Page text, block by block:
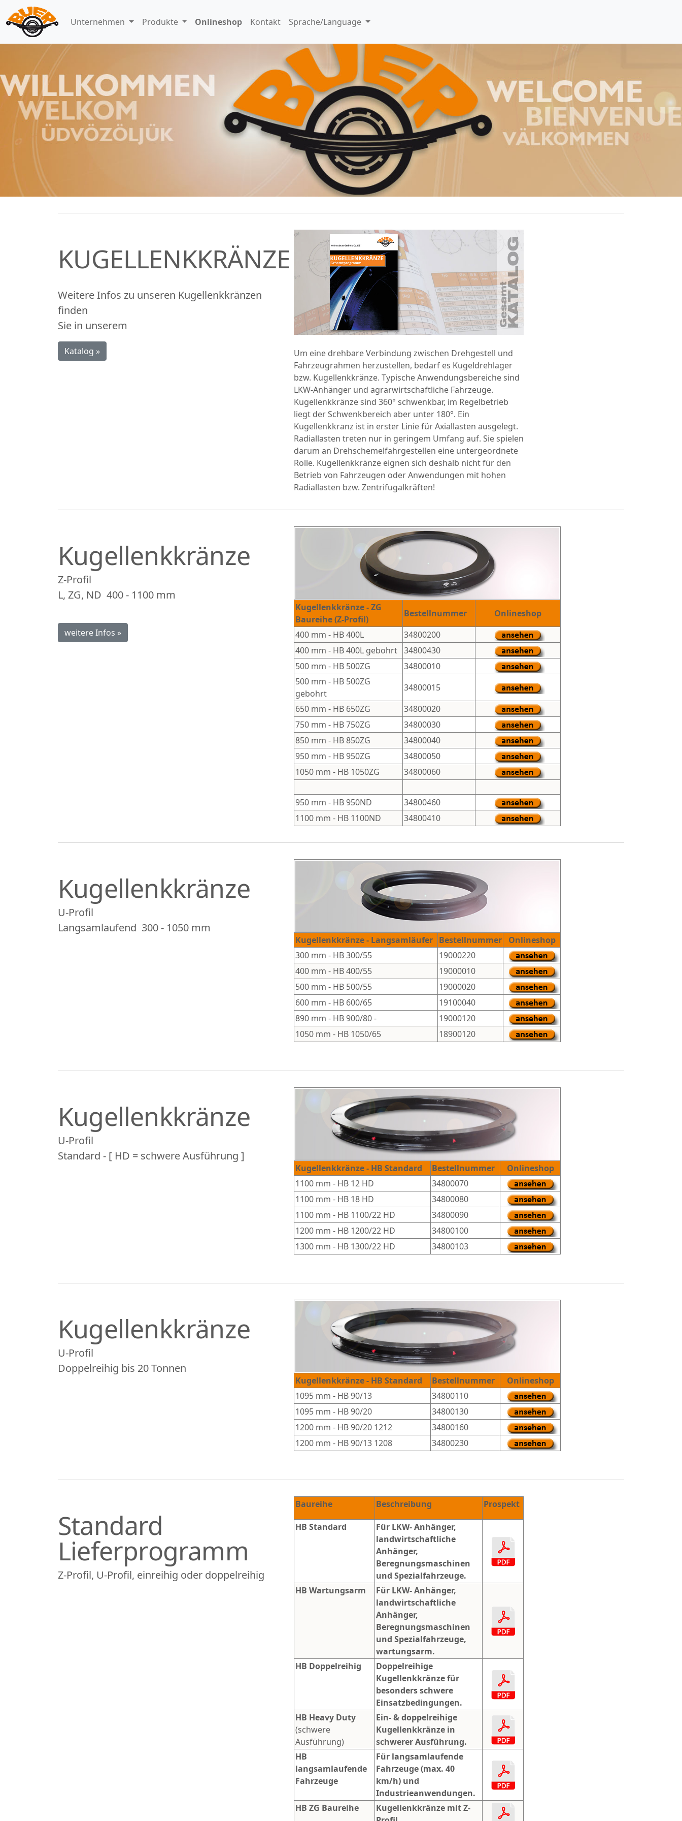
Unternehmen Produkte Onlineshop Kontakt Sprache/Language
KUGELLENKKRÄNZE
Weitere Infos zu unseren Kugellenkkränzen
finden
Sie in unserem
Katalog »
Um eine drehbare Verbindung zwischen Drehgestell und
Fahrzeugrahmen herzustellen, bedarf es Kugeldrehlager
bzw. Kugellenkkränze. Typische Anwendungsbereiche sind
LKW-Anhänger und agrarwirtschaftliche Fahrzeuge.
Kugellenkkränze sind 360° schwenkbar, im Regelbetrieb
liegt der Schwenkbereich aber unter 180°. Ein
Kugellenkkranz ist in erster Linie für Axiallasten ausgelegt.
Radiallasten treten nur in geringem Umfang auf. Sie spielen
darum an Drehschemelfahrgestellen eine untergeordnete
Rolle. Kugellenkkränze eignen sich deshalb nicht für den
Betrieb von Fahrzeugen oder Anwendungen mit hohen
Radiallasten bzw. Zentrifugalkräften!
Kugellenkkränze
Z-Profil
L, ZG, ND 400 - 1100 mm
weitere Infos »
Kugellenkkränze -ZG
Baureihe (Z-Profil)
Bestellnummer
Onlineshop
400 mm - HB 400L
34800200
400 mm - HB 400L gebohrt 34800430
500 mm - HB 500ZG
34800010
500 mm - HB 500ZG
gebohrt
34800015
650 mm - HB 650ZG
34800020
750 mm - HB 750ZG
34800030
850 mm - HB 850ZG
34800040
950 mm - HB 950ZG
34800050
1050 mm - HB 1050ZG 34800060
950 mm - HB 950ND
34800460
1100 mm - HB 1100ND 34800410
Kugellenkkränze
U-Profil
Langsamlaufend 300 - 1050 mm
Kugellenkkränze - Langsamläufer Bestellnummer
Onlineshop
300 mm - HB 300/55
19000220
400 mm - HB 400/55
19000010
500 mm - HB 500/55
19000020
600 mm - HB 600/65 19100040
890 mm - HB900/80- 19000120
1050 mm - HB 1050/65 18900120
Kugellenkkränze
U-Profil
Standard - [ HD = schwere Ausführung ]
Kugellenkkränze - HB Standard Bestellnummer
Onlineshop
1100 mm - HB 12 HD
34800070
1100 mm - HB 18 HD
34800080
1100 mm - HB 1100/22 HD
34800090
1200 mm - HB 1200/22 HD
34800100
1300 mm - HB 1300/22 HD 34800103
Kugellenkkränze
U-Profil
Doppelreihig bis 20 Tonnen
Kugellenkkränze - HB Standard Bestellnummer
Onlineshop
1095 mm - HB90/13
34800110
1095 mm - HB90/20 34800130
1200 mm - HB90/20 1212 34800160
1200 mm - HB90/13 1208 34800230
Standard
Lieferprogramm
Z-Profil, U-Profil, einreihig oder doppelreihig
Baureihe Beschreibung Prospekt
HB Standard
Für LKW- Anhänger,
landwirtschaftliche
Anhänger,
Beregnungsmaschinen
und Spezialfahrzeuge.
HB Wartungsarm
Für LKW- Anhänger,
landwirtschaftliche
Anhänger,
Beregnungsmaschinen
und Spezialfahrzeuge,
wartungsarm.
HB Doppelreihig
Doppelreihige
Kugellenkkränze für
besonders schwere
Einsatzbedingungen.
HB Heavy Duty
(schwere
Ausführung)
Ein- & doppelreihige
Kugellenkkränze in
schwerer Ausführung.
HB
langsamlaufende
Fahrzeuge
Für langsamlaufende
Fahrzeuge (max. 40
km/h) und
Industrieanwendungen.
HB ZG Baureihe
Kugellenkkränze mit Z-